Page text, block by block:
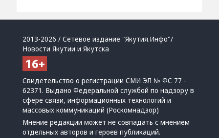
2013-2026 / Сетевое издание "Якутия.Инфо"/
Новости Якутии и Якутска
Свидетельство о регистрации СМИ ЭЛ № ФС 77 -
62371. Выдано Федеральной службой по надзору в
сфере связи, информационных технологий и
массовых коммуникаций (Роскомнадзор)
Мнение редакции может не совпадать с мнением
отдельных авторов и героев публикаций.